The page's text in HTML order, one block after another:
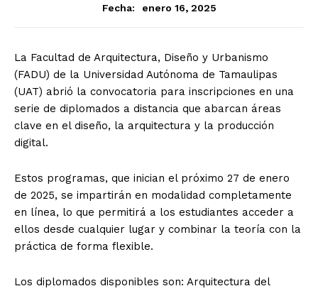
Fecha:
enero 16, 2025
La Facultad de Arquitectura, Diseño y Urbanismo
(FADU) de la Universidad Autónoma de Tamaulipas
(UAT) abrió la convocatoria para inscripciones en una
serie de diplomados a distancia que abarcan áreas
clave en el diseño, la arquitectura y la producción
digital.
Estos programas, que inician el próximo 27 de enero
de 2025, se impartirán en modalidad completamente
en línea, lo que permitirá a los estudiantes acceder a
ellos desde cualquier lugar y combinar la teoría con la
práctica de forma flexible.
Los diplomados disponibles son: Arquitectura del